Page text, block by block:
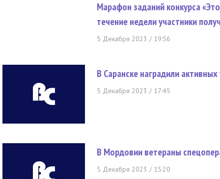
Марафон заданий конкурса
течение недели участники
5 Декабря 2023 / 19:56
В Саранске наградили
5 Декабря 2023 / 17:45
В Мордовии ветераны
5 Декабря 2023 / 15:20